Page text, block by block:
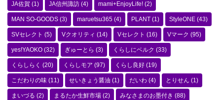
JA佐賀 (1) JA信州諏訪 (4) mami+EnjoyLife! (2)
MAN SO-GOODS (3) maruetsu365 (4) PLANT (1) StyleONE (43)
SVセレクト (5) Vクオリティ (14) Vセレクト (16) Vマーク (95)
yes!YAOKO (32) ぎゅーとら (3) くらしにベルク (33)
くらしらく (20) くらしモア (97) くらし良好 (19)
こだわりの味 (11) せいきょう醤油 (1) だいわ (4) とりせん (1)
まいづる (2) まるたか生鮮市場 (2) みなさまのお墨付き (88)